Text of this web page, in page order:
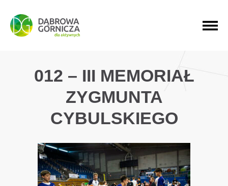
PRZEJDŹ DO MENU GŁÓWNEGO
PRZEJDŹ DO WYSZUKIWARKI
PRZEJDŹ DO TREŚCI
012 – III MEMORIAŁ
ZYGMUNTA
CYBULSKIEGO